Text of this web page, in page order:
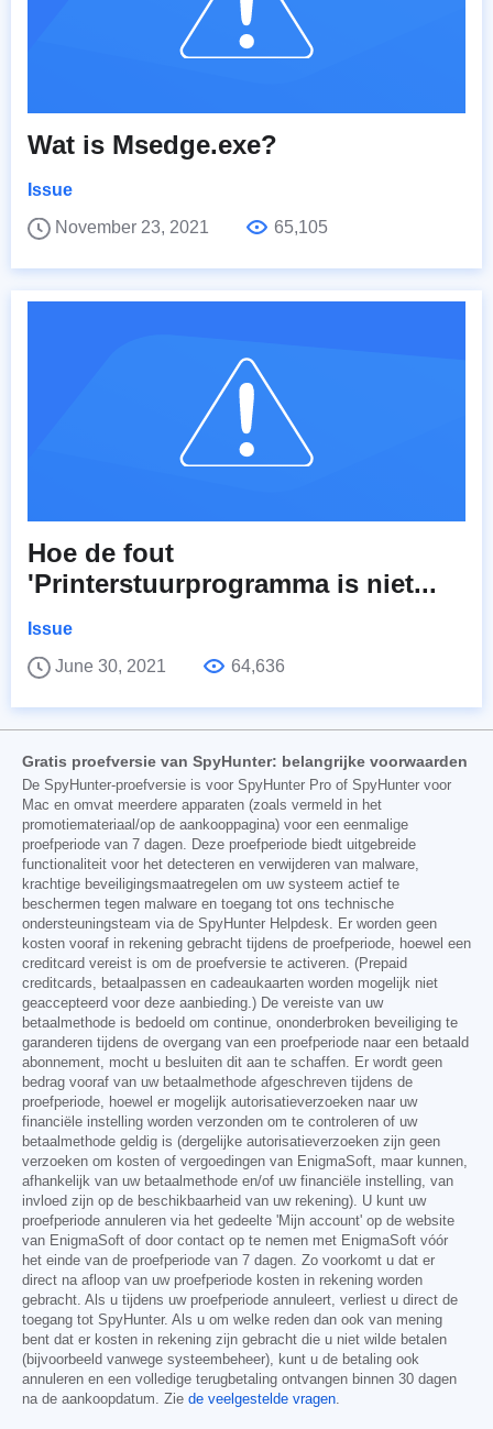
Wat is Msedge.exe?
Issue
November 23, 2021
65,105
Hoe de fout
'Printerstuurprogramma is niet...
Issue
June 30, 2021
64,636
Gratis proefversie van SpyHunter: belangrijke voorwaarden
De SpyHunter-proefversie is voor SpyHunter Pro of SpyHunter voor
Mac en omvat meerdere apparaten (zoals vermeld in het
promotiemateriaal/op de aankooppagina) voor een eenmalige
proefperiode van 7 dagen. Deze proefperiode biedt uitgebreide
functionaliteit voor het detecteren en verwijderen van malware,
krachtige beveiligingsmaatregelen om uw systeem actief te
beschermen tegen malware en toegang tot ons technische
ondersteuningsteam via de SpyHunter Helpdesk. Er worden geen
kosten vooraf in rekening gebracht tijdens de proefperiode, hoewel een
creditcard vereist is om de proefversie te activeren. (Prepaid
creditcards, betaalpassen en cadeaukaarten worden mogelijk niet
geaccepteerd voor deze aanbieding.) De vereiste van uw
betaalmethode is bedoeld om continue, ononderbroken beveiliging te
garanderen tijdens de overgang van een proefperiode naar een betaald
abonnement, mocht u besluiten dit aan te schaffen. Er wordt geen
bedrag vooraf van uw betaalmethode afgeschreven tijdens de
proefperiode, hoewel er mogelijk autorisatieverzoeken naar uw
financiële instelling worden verzonden om te controleren of uw
betaalmethode geldig is (dergelijke autorisatieverzoeken zijn geen
verzoeken om kosten of vergoedingen van EnigmaSoft, maar kunnen,
afhankelijk van uw betaalmethode en/of uw financiële instelling, van
invloed zijn op de beschikbaarheid van uw rekening). U kunt uw
proefperiode annuleren via het gedeelte 'Mijn account' op de website
van EnigmaSoft of door contact op te nemen met EnigmaSoft vóór
het einde van de proefperiode van 7 dagen. Zo voorkomt u dat er
direct na afloop van uw proefperiode kosten in rekening worden
gebracht. Als u tijdens uw proefperiode annuleert, verliest u direct de
toegang tot SpyHunter. Als u om welke reden dan ook van mening
bent dat er kosten in rekening zijn gebracht die u niet wilde betalen
(bijvoorbeeld vanwege systeembeheer), kunt u de betaling ook
annuleren en een volledige terugbetaling ontvangen binnen 30 dagen
na de aankoopdatum. Zie de veelgestelde vragen